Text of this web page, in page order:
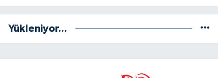
Yükleniyor...